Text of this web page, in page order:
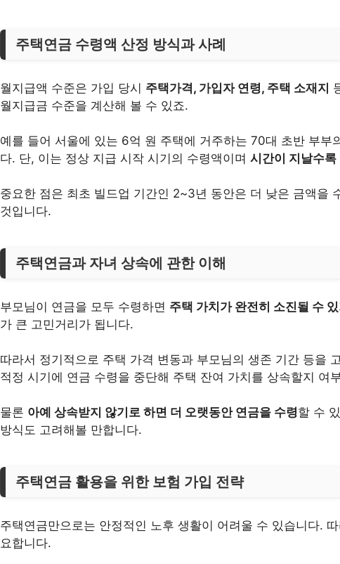
주택연금 수령액 산정 방식과 사례
월지급액 수준은 가입 당시 주택가격, 가입자 연령, 주택 소재지
월지급금 수준을 계산해 볼 수 있죠.
예를 들어 서울에 있는 6억 원 주택에 거주하는 70대 초반 부부
다. 단, 이는 정상 지급 시작 시기의 수령액이며 시간이 지날수
중요한 점은 최초 빌드업 기간인 2~3년 동안은 더 낮은 금액을
것입니다.
주택연금과 자녀 상속에 관한 이해
부모님이 연금을 모두 수령하면 주택 가치가 완전히 소진될 수
가 큰 고민거리가 됩니다.
따라서 정기적으로 주택 가격 변동과 부모님의 생존 기간 등을
적정 시기에 연금 수령을 중단해 주택 잔여 가치를 상속할지 여
물론 아예 상속받지 않기로 하면 더 오랫동안 연금을 수령할 수
방식도 고려해볼 만합니다.
주택연금 활용을 위한 보험 가입 전략
주택연금만으로는 안정적인 노후 생활이 어려울 수 있습니다.
요합니다.